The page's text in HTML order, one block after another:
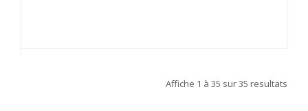
Affiche 1 à 35 sur35 resultats